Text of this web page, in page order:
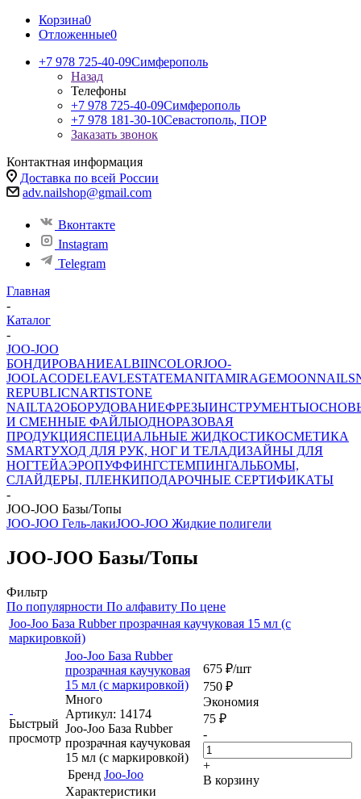
Корзина0
Отложенные0
+7 978 725-40-09Симферополь
Назад
Телефоны
+7 978 725-40-09Симферополь
+7 978 181-30-10Севастополь, ПОР
Заказать звонок
Контактная информация
Доставка по всей России
adv.nailshop@gmail.com
Вконтакте
Instagram
Telegram
Главная
-
Каталог
-
JOO-JOO
БОНДИРОВАНИЕALBIINCOLORJOO-
JOOLACODELEAVLESTATEMANITAMIRAGEMOONNAILS
REPUBLICNARTISTONE
NAILTA2ОБОРУДОВАНИЕФРЕЗЫИНСТРУМЕНТЫ
И СМЕННЫЕ ФАЙЛЫОДНОРАЗОВАЯ
ПРОДУКЦИЯСПЕЦИАЛЬНЫЕ ЖИДКОСТИКОСМЕТИКА
SMARTУХОД ДЛЯ РУК, НОГ И ТЕЛАДИЗАЙНЫ ДЛЯ
НОГТЕЙАЭРОПУФФИНГСТЕМПИНГАЛЬБОМЫ,
СЛАЙДЕРЫ, ПЛЕНКИПОДАРОЧНЫЕ СЕРТИФИКАТЫ
-
JOO-JOO Базы/Топы
JOO-JOO Гель-лакиJOO-JOO Жидкие полигели
JOO-JOO Базы/Топы
Фильтр
По популярности По алфавиту По цене
Joo-Joo База Rubber прозрачная каучуковая 15 мл (с
маркировкой)
Быстрый
просмотр
Joo-Joo База Rubber
прозрачная каучуковая
15 мл (с маркировкой)
Много
Артикул: 14174
Joo-Joo База Rubber
прозрачная каучуковая
15 мл (с маркировкой)
Бренд Joo-Joo
Характеристики
675 ₽/шт
750 ₽
Экономия
75 ₽
-
+
В корзину